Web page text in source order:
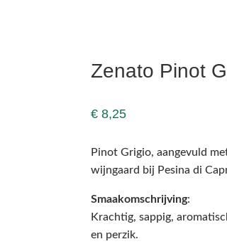
Zenato Pinot
€8,25
Pinot Grigio, aangevuld
wijngaard bij Pesina di
Smaakomschrijving:
Krachtig, sappig,
en perzik.